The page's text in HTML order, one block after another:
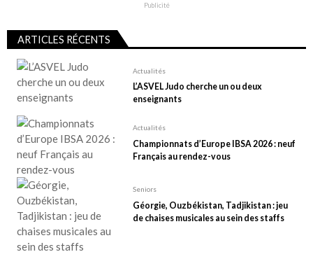
Publicité
ARTICLES RÉCENTS
Actualités
L’ASVEL Judo cherche un ou deux
enseignants
Actualités
Championnats d’Europe IBSA 2026 : neuf
Français au rendez-vous
Seniors
Géorgie, Ouzbékistan, Tadjikistan : jeu
de chaises musicales au sein des staffs